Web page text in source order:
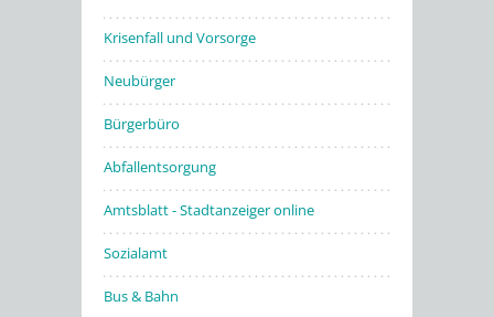
Krisenfall und Vorsorge
Neubürger
Bürgerbüro
Abfallentsorgung
Amtsblatt - Stadtanzeiger online
Sozialamt
Bus & Bahn